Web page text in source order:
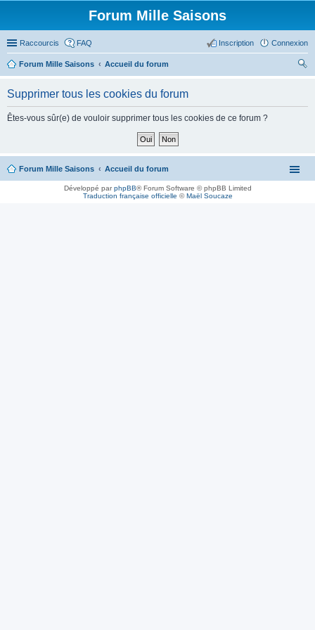
Forum Mille Saisons
Raccourcis FAQ Connexion
Inscription
Forum Mille Saisons
Accueil du forum
Supprimer tous les cookies du forum
Êtes-vous sûr(e) de vouloir supprimer tous les cookies de ce forum ?
Forum Mille Saisons Accueil du forum
Développé parphpBB® Forum Software © phpBB Limited
Traduction française officielle ©Maël Soucaze